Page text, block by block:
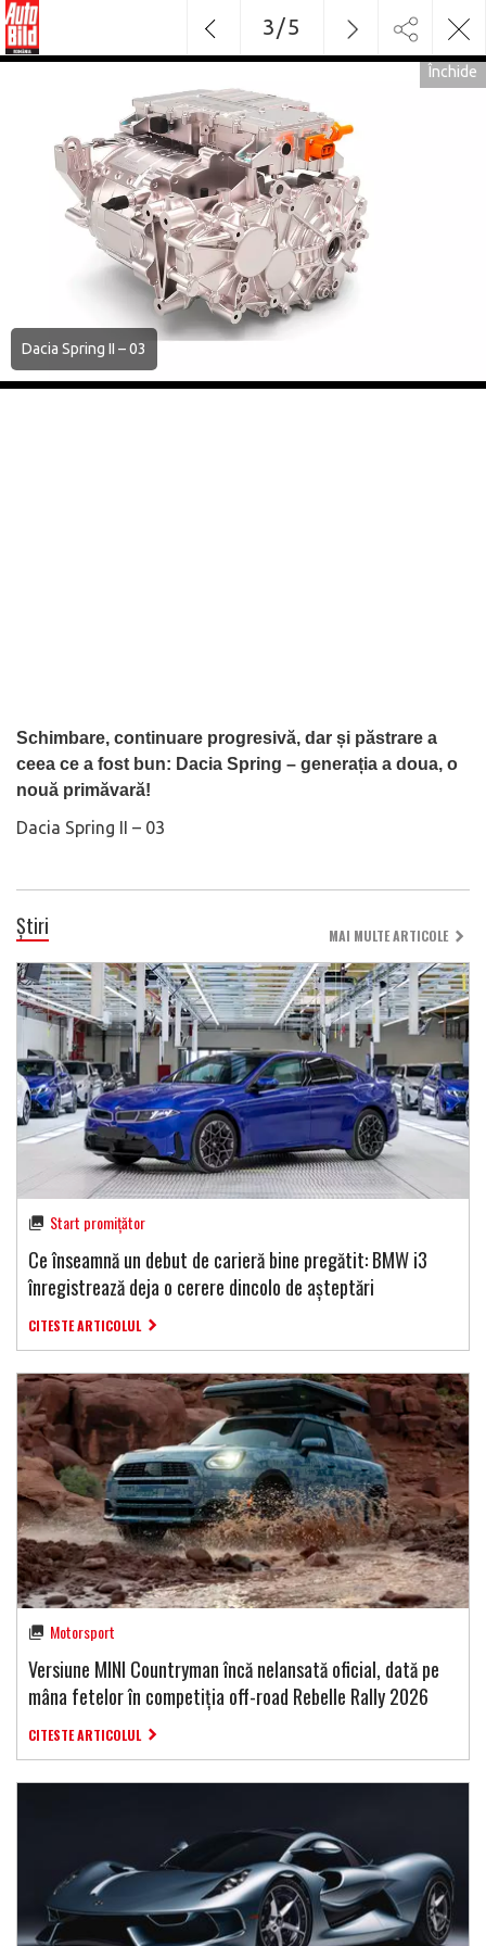
Dacia Spring II – 03
Schimbare, continuare progresivă, dar și păstrare a
ceea ce a fost bun: Dacia Spring – generația a doua, o
nouă primăvară!
Dacia Spring II – 03
Închide
3/5
Știri MAI MULTE ARTICOLE
Start promițător
Ce înseamnă un debut de carieră bine pregătit: BMW i3
înregistrează deja o cerere dincolo de așteptări
CITESTE ARTICOLUL
Motorsport
Versiune MINI Countryman încă nelansată oficial, dată pe
mâna fetelor în competiția off-road Rebelle Rally 2026
CITESTE ARTICOLUL